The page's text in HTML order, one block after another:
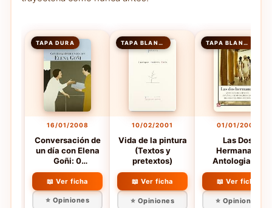
TAPA DURA
16/01/2008
Conversación de
un día con Elena
Goñi: 0
(Conversaciones
con artistas
navarros)
📖 Ver ficha
⭐ Opiniones
TAPA BLANDA
10/02/2001
Vida de la pintura
(Textos y
pretextos)
📖 Ver ficha
⭐ Opiniones
TAPA BLANDA
01/01/2000
Las Dos
Hermanas.
Antologia De
Poesia Española E
S.xx Pintura
(Tierra Firme)
📖 Ver ficha
⭐ Opiniones